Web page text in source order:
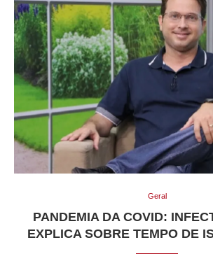
Geral
PANDEMIA DA COVID:
EXPLICA SOBRE TEMPO DE